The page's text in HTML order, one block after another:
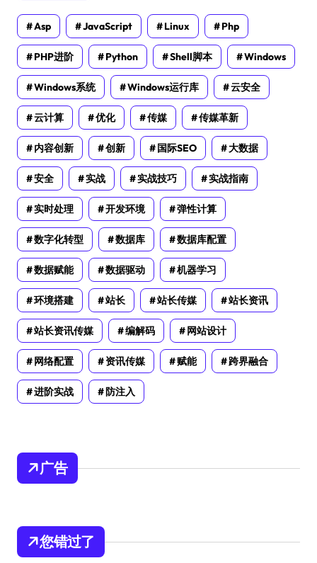
Asp JavaScript Linux Php
PHP进阶 Python Shell脚本 Windows
Windows系统 Windows运行库 云安全
云计算 优化 传媒 传媒革新
内容创新 创新 国际SEO 大数据
安全 实战 实战技巧 实战指南
实时处理 开发环境 弹性计算
数字化转型 数据库 数据库配置
数据赋能 数据驱动 机器学习
环境搭建 站长 站长传媒 站长资讯
站长资讯传媒 编解码 网站设计
网络配置 资讯传媒 赋能 跨界融合
进阶实战 防注入
广告
您错过了